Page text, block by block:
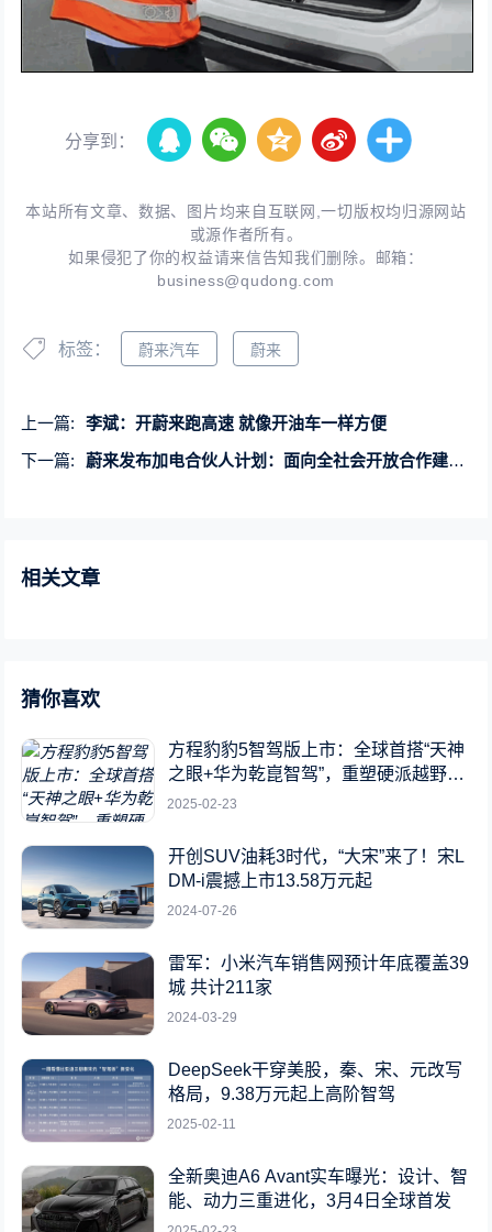
分享到：
本站所有文章、数据、图片均来自互联网,一切版权均归源网站
或源作者所有。
如果侵犯了你的权益请来信告知我们删除。邮箱：
business@qudong.com
标签： 蔚来汽车 蔚来
上一篇:
李斌：开蔚来跑高速 就像开油车一样方便
下一篇:
蔚来发布加电合伙人计划：面向全社会开放合作建设充电换电站
相关文章
猜你喜欢
方程豹豹5智驾版上市：全球首搭“天神
之眼+华为乾崑智驾”，重塑硬派越野新
标杆
2025-02-23
开创SUV油耗3时代，“大宋”来了！宋L
DM-i震撼上市13.58万元起
2024-07-26
雷军：小米汽车销售网预计年底覆盖39
城 共计211家
2024-03-29
DeepSeek干穿美股，秦、宋、元改写
格局，9.38万元起上高阶智驾
2025-02-11
全新奥迪A6 Avant实车曝光：设计、智
能、动力三重进化，3月4日全球首发